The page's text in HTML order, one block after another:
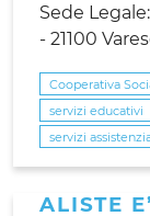
Sede
- 21100
Cooperativa
servizi educativi
servizi
ALISTE